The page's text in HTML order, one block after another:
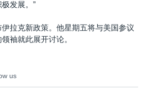
发展。”
拉克新政策。他星期五将与美国参议
袖就此展开讨论。
us